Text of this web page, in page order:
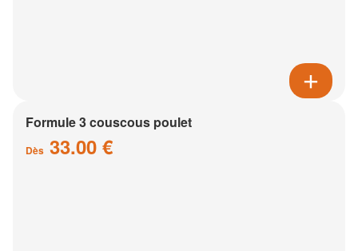
Formule 3 couscous poulet
Dès 33.00 €